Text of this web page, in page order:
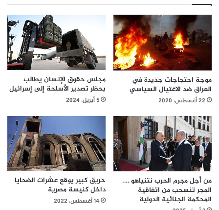
موجة احتجاجات جديدة في
العراق ضد الاغتيال السياسي
22 أغسطس، 2020
مجلس حقوق الإنسان يطالب
بحظر تصدير الأسلحة إلى إسرائيل
5 أبريل، 2024
من أجل مجرم الحرب نتنياهو ….
المجر تنسحب من اتفاقية
المحكمة الجنائية الدولية
حريق كبير يوقع عشرات الضحايا
داخل كنيسة مصرية
14 أغسطس، 2022